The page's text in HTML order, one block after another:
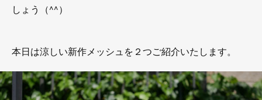
しょう（^^）
本日は涼しい新作メッシュを２つご紹介いたします。